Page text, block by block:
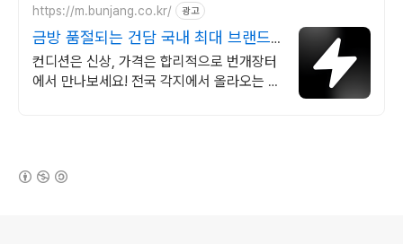
https://m.bunjang.co.kr/ 광고
금방 품절되는 건담 국내 최대 브랜드
중고거래
컨디션은 신상, 가격은 합리적으로 번개장터
에서 만나보세요! 전국 각지에서 올라오는 전